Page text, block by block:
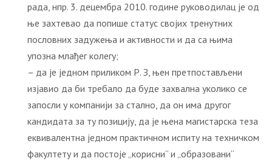
рада, нпр. 3. децембра 2010. године руководилац је од
ње захтевао да попише статус својих тренутних
пословних задужења и активности и да са њима
упозна млађег колегу;
– да је једном приликом Р. З, њен претпостављени
изјавио да би требало да буде захвална уколико се
запосли у компанији за стално, да он има другог
кандидата за ту позицију, да је њена магистарска теза
еквивалентна једном практичном испиту на техничком
факултету и да постоје „корисни“ и „образовани“